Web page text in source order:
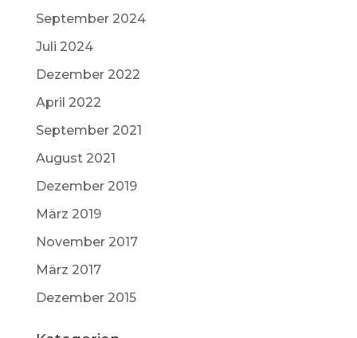
September 2024
Juli 2024
Dezember 2022
April 2022
September 2021
August 2021
Dezember 2019
März 2019
November 2017
März 2017
Dezember 2015